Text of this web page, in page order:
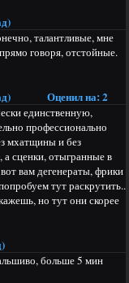
талантливые, мне
говоря, отстойные.
Оценил на:2
единственную,
профессионально
мхатщины и без
сценки, отыгранные в
вам дегенераты, фрики
тут раскрутить..
но тут они скорее
больше 5 мин